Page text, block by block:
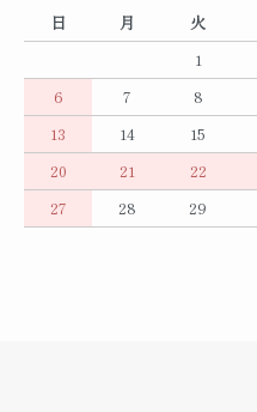
日 月 火
1
6
7 8
13
14 15
20
21 22
27
28 29